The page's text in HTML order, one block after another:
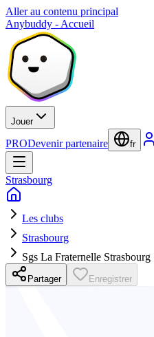
Aller au contenu principal
Anybuddy - Accueil
Jouer
PRODevenir partenaire fr
Strasbourg
Les clubs
Strasbourg
Sgs La Fraternelle Strasbourg
Partager Enregistrer